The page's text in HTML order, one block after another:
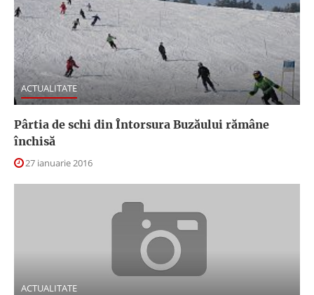
ACTUALITATE
Pârtia de schi din Întorsura Buzăului rămâne
închisă
27 ianuarie 2016
ACTUALITATE